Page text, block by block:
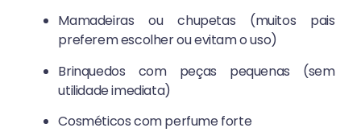
Mamadeiras ou chupetas (muitos pais
preferem escolher ou evitam o uso)
Brinquedos com peças pequenas (sem
utilidade imediata)
Cosméticos com perfume forte